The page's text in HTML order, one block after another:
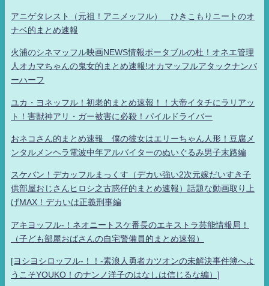
アニゲタレスト（元祖！アニメッフル） ひきこもりニートのオ
ナベ的まとめ速報
火浦のシネマッフル映画NEWS情報ポータブルの杜！オネエ管理
人オカマちゃんの鬼女的まとめ速報!オカマッフルアタックナンバ
ーハーフ
ユカ・ヨネッフル！初老的まとめ速報！！大帝イタチにラリアッ
ト！害獣神アリ・ガー被害に必殺！パイルドライバー
おネコさん的まとめ速報 僕の彼女はエリーちゃん人形！豆腐メ
ンタルメンヘラ電波中年アルバイターのぬいぐるみ男子末路編
スケバン！デカッフルまっくす（デカい強い2次元嫁だいすき子
供部屋おじさんヒロシ之古惑仔的まとめ速報）話題な動画取り上
げMAX！デカいは正義刑事編
アキヨッフル-！ネオニートスケ番長のエキストラ芸能情報局！
（子ども部屋おばさんの自宅警備員的まとめ速報）
[ヨシヨシロッフル-！！-素浪人勇者カツオンの未解決事件簿へよ
うこそYOUKO！のナンノ洋子のはなしは信じるな編）]